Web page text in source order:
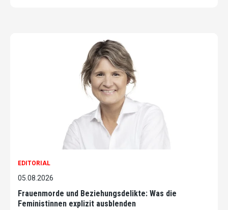
EDITORIAL
05.08.2026
Frauenmorde und Beziehungsdelikte: Was die
Feministinnen explizit ausblenden